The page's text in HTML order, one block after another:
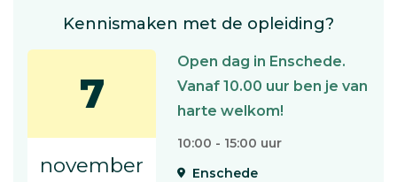
Kennismaken met de opleiding?
7
november
Open dag in Enschede.
Vanaf 10.00 uur ben je van
harte welkom!
10:00 - 15:00 uur
Enschede